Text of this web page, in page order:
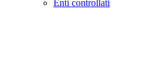
Enti controllati